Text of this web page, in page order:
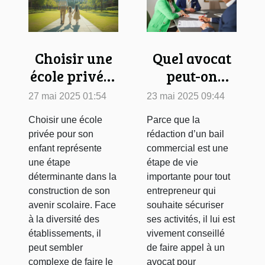
Choisir une
école privée :
critères et
bénéfices
pour votre
enfant
27 mai 2025 01:54
Choisir une école
privée pour son
enfant représente
une étape
déterminante dans la
construction de son
avenir scolaire. Face
à la diversité des
établissements, il
peut sembler
complexe de faire le
Quel avocat
peut-on
contacter
pour rédiger
un bail
commercial
à Paris ?
23 mai 2025 09:44
Parce que la
rédaction d’un bail
commercial est une
étape de vie
importante pour tout
entrepreneur qui
souhaite sécuriser
ses activités, il lui est
vivement conseillé
de faire appel à un
avocat pour